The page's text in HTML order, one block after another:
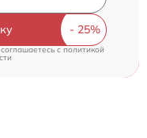
cполитикой